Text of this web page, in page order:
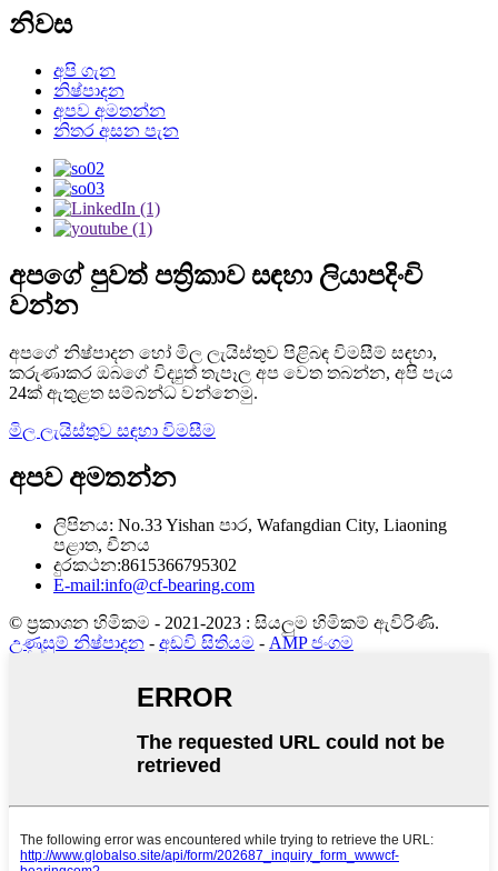
නිවස
අපි ගැන
නිෂ්පාදන
අපව අමතන්න
නිතර අසන පැන
අපගේ පුවත් පත්‍රිකාව සඳහා ලියාපදිංචි
වන්න
අපගේ නිෂ්පාදන හෝ මිල ලැයිස්තුව පිළිබඳ විමසීම් සඳහා,
කරුණාකර ඔබගේ විද්‍යුත් තැපෑල අප වෙත තබන්න, අපි පැය
24ක් ඇතුළත සම්බන්ධ වන්නෙමු.
මිල ලැයිස්තුව සඳහා විමසීම
අපව අමතන්න
ලිපිනය: No.33 Yishan පාර, Wafangdian City, Liaoning
පළාත, චීනය
දුරකථන:8615366795302
E-mail:info@cf-bearing.com
© ප්‍රකාශන හිමිකම - 2021-2023 : සියලුම හිමිකම් ඇවිරිණි.
උණුසුම් නිෂ්පාදන - අඩවි සිතියම - AMP ජංගම